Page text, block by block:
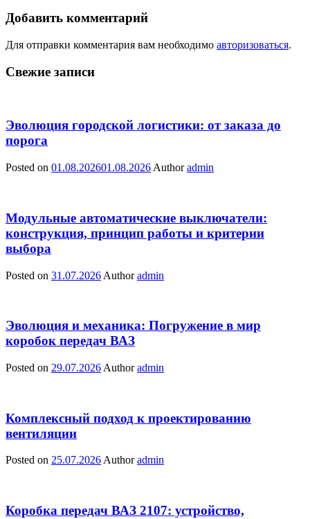
Добавить комментарий
Для отправки комментария вам необходимо авторизоваться.
Свежие записи
Эволюция городской логистики: от заказа до
порога
Posted on 01.08.202601.08.2026 Author admin
Модульные автоматические выключатели:
конструкция, принцип работы и критерии
выбора
Posted on 31.07.2026 Author admin
Эволюция и механика: Погружение в мир
коробок передач ВАЗ
Posted on 29.07.2026 Author admin
Комплексный подход к проектированию
вентиляции
Posted on 25.07.2026 Author admin
Коробка передач ВАЗ 2107: устройство,